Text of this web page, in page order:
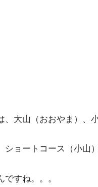
、大山（おおやま）、
ショートコース（小山
すね。。。